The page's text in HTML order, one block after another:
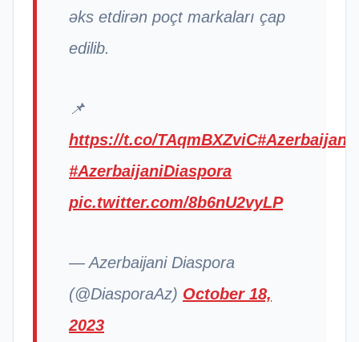
əks etdirən poçt markaları çap
edilib.
📌
https://t.co/TAqmBXZviC#Azerbaijan
#AzerbaijaniDiaspora
pic.twitter.com/8b6nU2vyLP
— Azerbaijani Diaspora
(@DiasporaAz) October 18,
2023